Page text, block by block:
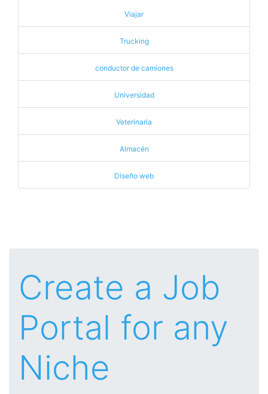
Viajar
Trucking
conductor de camiones
Universidad
Veterinaria
Almacén
Diseño web
Create a Job
Portal for any
Niche